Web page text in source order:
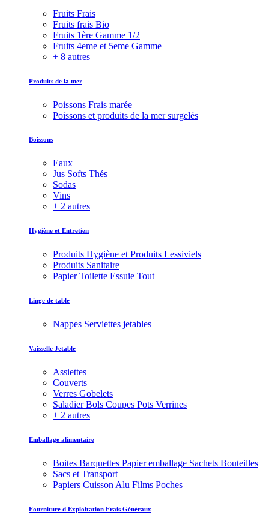
Fruits Frais
Fruits frais Bio
Fruits 1ère Gamme 1/2
Fruits 4eme et 5eme Gamme
+ 8 autres
Produits de la mer
Poissons Frais marée
Poissons et produits de la mer surgelés
Boissons
Eaux
Jus Softs Thés
Sodas
Vins
+ 2 autres
Hygiène et Entretien
Produits Hygiène et Produits Lessiviels
Produits Sanitaire
Papier Toilette Essuie Tout
Linge de table
Nappes Serviettes jetables
Vaisselle Jetable
Assiettes
Couverts
Verres Gobelets
Saladier Bols Coupes Pots Verrines
+ 2 autres
Emballage alimentaire
Boites Barquettes Papier emballage Sachets Bouteilles
Sacs et Transport
Papiers Cuisson Alu Films Poches
Fourniture d'Exploitation Frais Généraux